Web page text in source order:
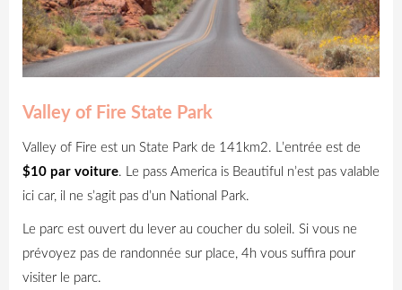
Valley of Fire State Park
Valley of Fire est un State Park de 141km2. L’entrée est de
$10 par voiture. Le pass America is Beautiful n’est pas valable
ici car, il ne s’agit pas d’un National Park.
Le parc est ouvert du lever au coucher du soleil. Si vous ne
prévoyez pas de randonnée sur place, 4h vous suffira pour
visiter le parc.